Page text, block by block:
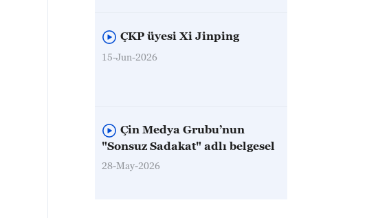
ÇKP üyesi Xi Jinping
15-Jun-2026
Çin Medya Grubu’nun
"Sonsuz Sadakat" adlı belgesel
28-May-2026